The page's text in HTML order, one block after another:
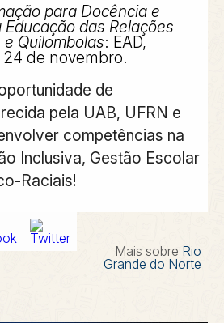
para Docência e
das Relações
Quilombolas: EAD,
de novembro.
de
pela UAB, UFRN e
competências na
Inclusiva, Gestão Escolar
Raciais!
Mais sobre Rio
Grande do Norte